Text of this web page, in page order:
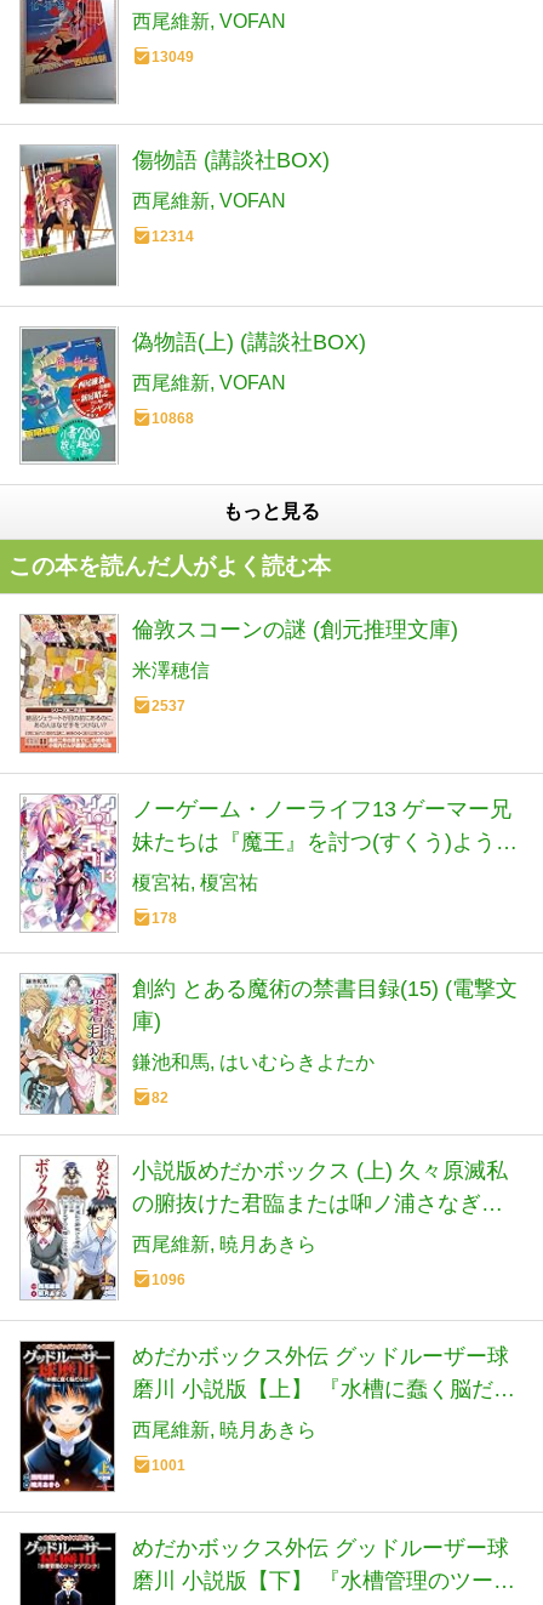
西尾維新 VOFAN
13049
傷物語 (講談社BOX)
西尾維新 VOFAN
12314
偽物語(上) (講談社BOX)
西尾維新 VOFAN
10868
もっと見る
この本を読んだ人がよく読む本
倫敦スコーンの謎 (創元推理文庫)
米澤穂信
2537
ノーゲーム・ノーライフ13 ゲーマー兄
妹たちは『魔王』を討つ(すくう)ようで
す (MF文庫J)
榎宮祐 榎宮祐
178
創約 とある魔術の禁書目録(15) (電撃文
庫)
鎌池和馬 はいむらきよたか
82
小説版めだかボックス (上) 久々原滅私
の腑抜けた君臨または啝ノ浦さなぎの
足蹴による投票 (JUMP j BOOKS)
西尾維新 暁月あきら
1096
めだかボックス外伝 グッドルーザー球
磨川 小説版【上】 『水槽に蠢く脳だら
け』 (JUMP j BOOKS)
西尾維新 暁月あきら
1001
めだかボックス外伝 グッドルーザー球
磨川 小説版【下】 『水槽管理のツーク